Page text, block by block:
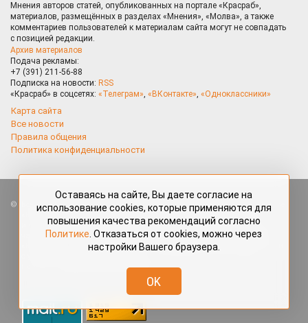
Мнения авторов статей, опубликованных на портале «Красраб»,
материалов, размещённых в разделах «Мнения», «Молва», а также
комментариев пользователей к материалам сайта могут не совпадать
с позицией редакции.
Архив материалов
Подача рекламы:
+7 (391) 211-56-88
Подписка на новости: RSS
«Красраб» в соцсетях: «Телеграм», «ВКонтакте», «Одноклассники»
Карта сайта
Все новости
Правила общения
Политика конфиденциальности
Все права защищены. Любые материалы, размещённые на портале
«Красраб.ру» сотрудниками редакции, нештатными авторами
и читателями, являются объектами авторского права. Полное или
частичное использование материалов, размещённых на портале
«Красраб.ру», допускается только с письменного согласия редакции
redaktor@krasrab.krsn.ru.
Оставаясь на сайте, Вы даете согласие на
использование cookies, которые применяются для
повышения качества рекомендаций согласно
Политике . Отказаться от cookies, можно через
настройки Вашего браузера.
OK